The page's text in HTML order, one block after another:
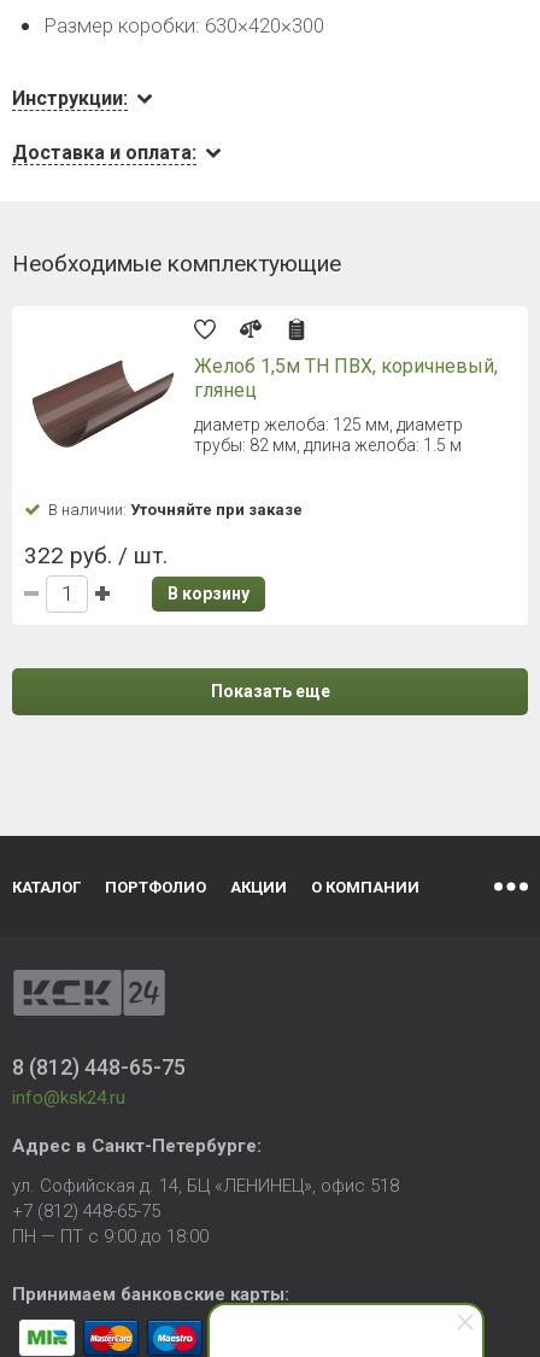
Размер коробки: 630×420×300
Инструкции:
Доставка и оплата:
Необходимые комплектующие
Желоб 1,5м ТН ПВХ, коричневый,
глянец
диаметр желоба: 125 мм, диаметр
трубы: 82 мм, длина желоба: 1.5 м
В наличии: Уточняйте при заказе
322 руб. / шт.
В корзину
Показать еще
КАТАЛОГ ПОРТФОЛИО АКЦИИ О КОМПАНИИ
8 (812) 448-65-75
info@ksk24.ru
Адрес в Санкт-Петербурге:
ул. Софийская д. 14, БЦ «ЛЕНИНЕЦ», офис 518
+7 (812) 448-65-75
ПН — ПТ с 9:00 до 18:00
Принимаем банковские карты: